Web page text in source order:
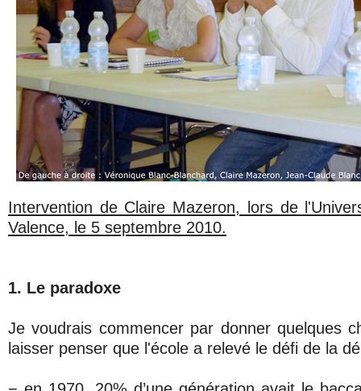
Intervention de Claire Mazeron, lors de
Valence, le 5 septembre 2010.
1. Le paradoxe
Je voudrais commencer par donner quelques
laisser penser que l'école a relevé le défi de la